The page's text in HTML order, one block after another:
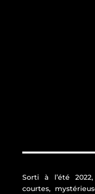
Sorti à l’été
courtes,